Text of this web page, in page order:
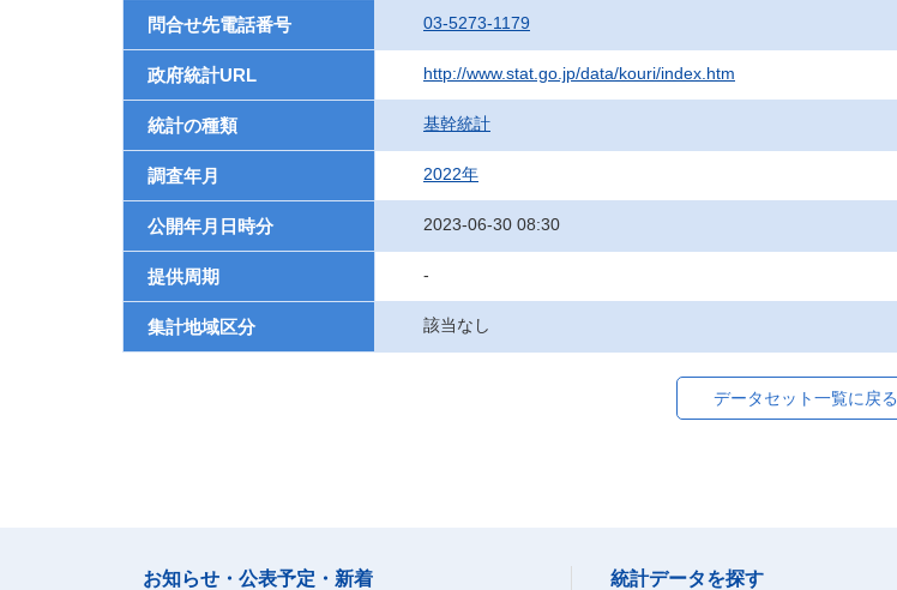
問合せ先電話番号 03-5273-1179
政府統計URL http://www.stat.go.jp/data/kouri/index.htm
統計の種類 基幹統計
調査年月 2022年
公開年月日時分 2023-06-30 08:30
提供周期 -
集計地域区分 該当なし
データセット一覧に戻る
お知らせ・公表予定・新着 統計データを探す